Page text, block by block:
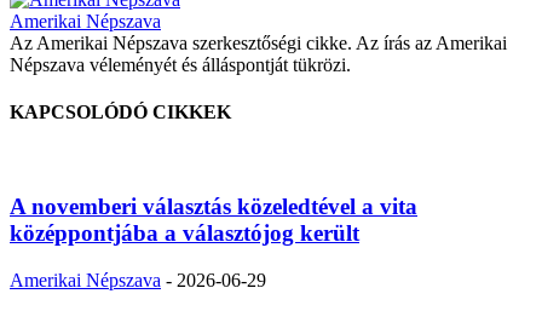
Amerikai Népszava
Az Amerikai Népszava szerkesztőségi cikke. Az írás az Amerikai
Népszava véleményét és álláspontját tükrözi.
KAPCSOLÓDÓ CIKKEK
A novemberi választás közeledtével a vita
középpontjába a választójog került
Amerikai Népszava - 2026-06-29